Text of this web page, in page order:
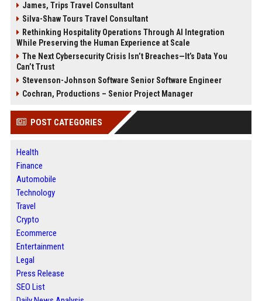
James, Trips Travel Consultant
Silva-Shaw Tours Travel Consultant
Rethinking Hospitality Operations Through AI Integration
While Preserving the Human Experience at Scale
The Next Cybersecurity Crisis Isn’t Breaches—It’s Data You
Can’t Trust
Stevenson-Johnson Software Senior Software Engineer
Cochran, Productions – Senior Project Manager
POST CATEGORIES
Health
Finance
Automobile
Technology
Travel
Crypto
Ecommerce
Entertainment
Legal
Press Release
SEO List